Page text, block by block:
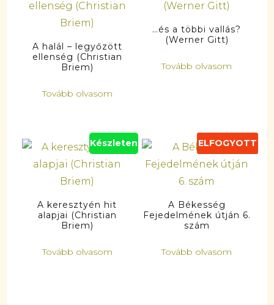
A halál – legyőzött
ellenség (Christian
Briem)
Tovább olvasom
…és a többi vallás?
(Werner Gitt)
Tovább olvasom
Készleten
A keresztyén hit
alapjai (Christian
Briem)
Tovább olvasom
ELFOGYOTT
A Békesség
Fejedelmének útján 6.
szám
Tovább olvasom